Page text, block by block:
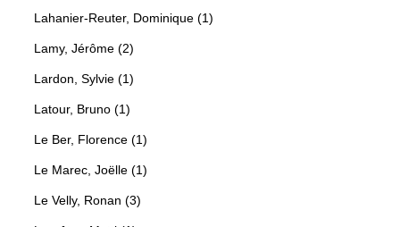
Lahanier-Reuter, Dominique (1)
Lamy, Jérôme (2)
Lardon, Sylvie (1)
Latour, Bruno (1)
Le Ber, Florence (1)
Le Marec, Joëlle (1)
Le Velly, Ronan (3)